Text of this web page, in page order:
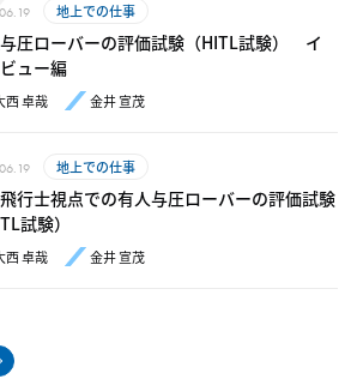
地上での仕事
圧ローバーの評価試験（HITL試験） イ
ュー編
西 卓哉 金井 宣茂
地上での仕事
行士視点での有人与圧ローバーの評価試験
試験）
西 卓哉 金井 宣茂